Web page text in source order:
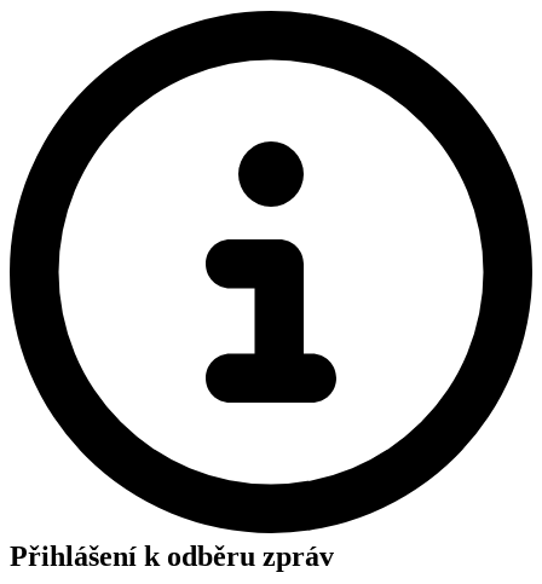
Přihlášení k odběru zpráv